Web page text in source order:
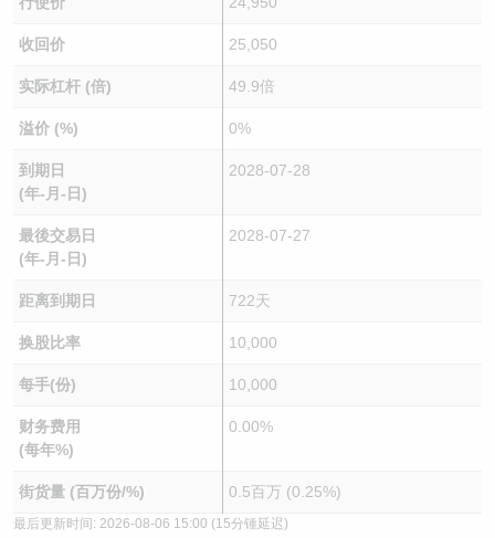
收回价 25,050
实际杠杆 (倍) 49.9倍
溢价 (%) 0%
到期日
(年-月-日)
2028-07-28
最後交易日
(年-月-日)
2028-07-27
距离到期日 722天
换股比率 10,000
每手(份) 10,000
财务费用
(每年%)
0.00%
街货量 (百万份/%) 0.5百万 (0.25%)
最后更新时间: 2026-08-06 15:00 (15分锺延迟)